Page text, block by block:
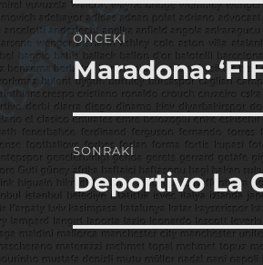
Yazı
gezinmesi
ÖNCEKI
Önceki
yazı:
Maradona:
SONRAKI
Sonraki
yazı:
Deportivo La